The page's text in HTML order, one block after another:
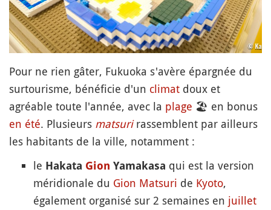
Pour ne rien gâter, Fukuoka s'avère épargnée du
surtourisme, bénéficie d'un climat doux et
agréable toute l'année, avec la plage 🏖 en bonus
en été. Plusieurs matsurirassemblent par ailleurs
les habitants de la ville, notamment :
le Hakata Gion Yamakasa qui est la version
méridionale du Gion Matsuri de Kyoto,
également organisé sur 2 semaines en juillet